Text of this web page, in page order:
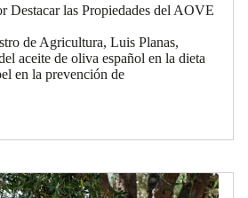
Destacar las Propiedades del AOVE
de Agricultura, Luis Planas,
aceite de oliva español en la dieta
en la prevención de